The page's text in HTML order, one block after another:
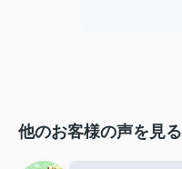
他のお客様の声を見る